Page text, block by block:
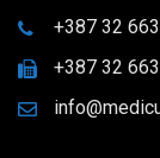
+387 32
+387 32